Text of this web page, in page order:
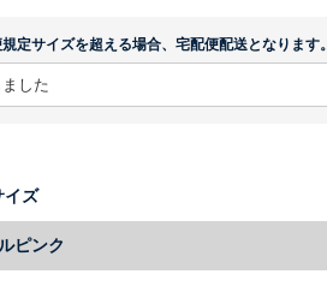
定サイズを超える場合、宅配便配送となります
イズ
ピンク